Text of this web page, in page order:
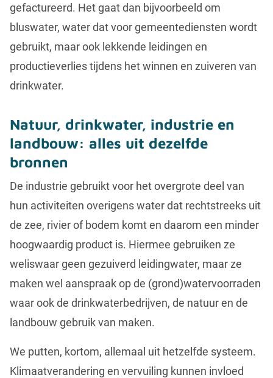
gefactureerd. Het gaat dan bijvoorbeeld om
bluswater, water dat voor gemeentediensten wordt
gebruikt, maar ook lekkende leidingen en
productieverlies tijdens het winnen en zuiveren van
drinkwater.
Natuur, drinkwater, industrie en
landbouw: alles uit dezelfde
bronnen
De industrie gebruikt voor het overgrote deel van
hun activiteiten overigens water dat rechtstreeks uit
de zee, rivier of bodem komt en daarom een minder
hoogwaardig product is. Hiermee gebruiken ze
weliswaar geen gezuiverd leidingwater, maar ze
maken wel aanspraak op de (grond)watervoorraden
waar ook de drinkwaterbedrijven, de natuur en de
landbouw gebruik van maken.
We putten, kortom, allemaal uit hetzelfde systeem.
Klimaatverandering en vervuiling kunnen invloed